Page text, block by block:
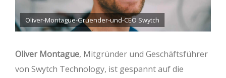
Oliver-Montague-Gruender-und-CEO Swytch
Oliver Montague, Mitgründer und Geschäftsführer
von Swytch Technology, ist gespannt auf die